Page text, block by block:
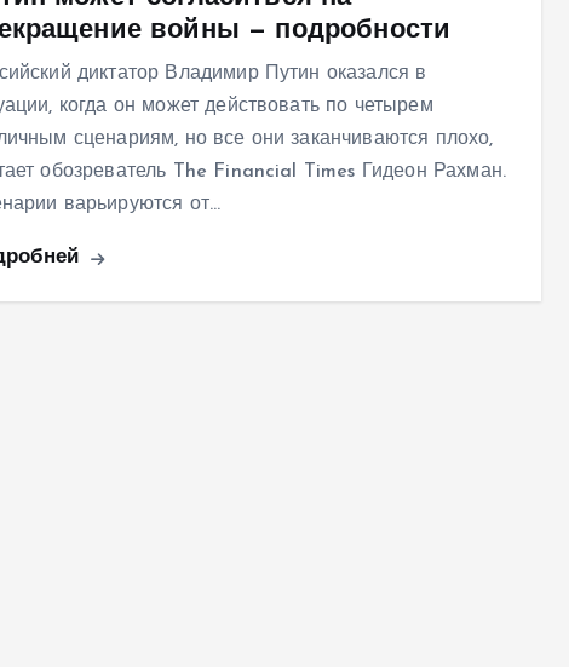
войны — подробности
диктатор Владимир Путин оказался в
когда он может действовать по четырем
сценариям, но все они заканчиваются плохо,
обозреватель The Financial Times Гидеон Рахман.
варьируются от…